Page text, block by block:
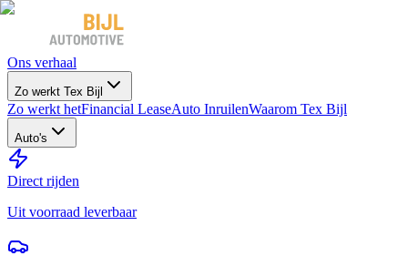
Ons verhaal
Zo werkt Tex Bijl
Zo werkt hetFinancial LeaseAuto InruilenWaarom Tex Bijl
Auto's
Direct rijden
Uit voorraad leverbaar